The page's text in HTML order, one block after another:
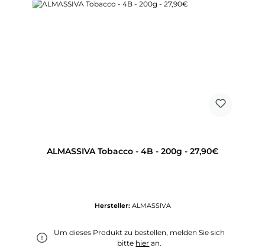
ALMASSIVA Tobacco - 4B - 200g - 27,90€
Hersteller: ALMASSIVA
Um dieses Produkt zu bestellen, melden Sie sich
bitte hier an.